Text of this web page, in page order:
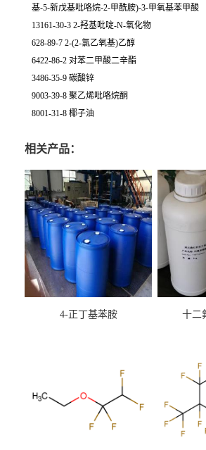
基-5-新戊基吡咯烷-2-甲酰胺)-3-甲氧基苯甲酸
13161-30-3 2-羟基吡啶-N-氧化物
628-89-7 2-(2-氯乙氧基)乙醇
6422-86-2 对苯二甲酸二辛酯
3486-35-9 碳酸锌
9003-39-8 聚乙烯吡咯烷酮
8001-31-8 椰子油
相关产品：
4-正丁基苯胺 十二